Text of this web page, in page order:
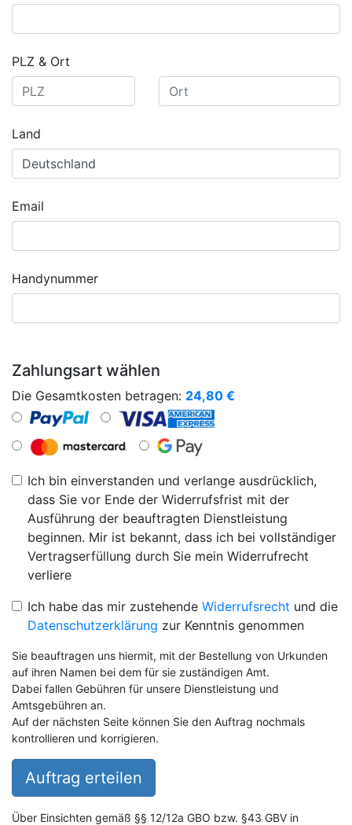
PLZ & Ort
Land
Email
Handynummer
Zahlungsart wählen
Die Gesamtkosten betragen: 24,80 €
Ich bin einverstanden und verlange ausdrücklich,
dass Sie vor Ende der Widerrufsfrist mit der
Ausführung der beauftragten Dienstleistung
beginnen. Mir ist bekannt, dass ich bei vollständiger
Vertragserfüllung durch Sie mein Widerrufrecht
verliere
Ich habe das mir zustehende Widerrufsrecht und die
Datenschutzerklärung zur Kenntnis genommen
Sie beauftragen uns hiermit, mit der Bestellung von Urkunden
auf ihren Namen bei dem für sie zuständigen Amt.
Dabei fallen Gebühren für unsere Dienstleistung und
Amtsgebühren an.
Auf der nächsten Seite können Sie den Auftrag nochmals
kontrollieren und korrigieren.
Auftrag erteilen
Über Einsichten gemäß §§ 12/12a GBO bzw. §43 GBV in